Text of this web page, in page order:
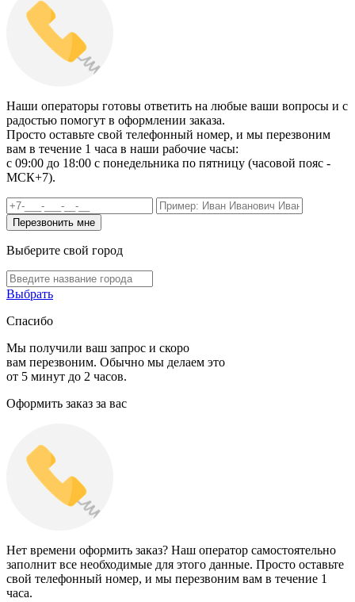
Наши операторы готовы ответить на любые ваши вопросы и с
радостью помогут в оформлении заказа.
Просто оставьте свой телефонный номер, и мы перезвоним
вам в течение 1 часа в наши рабочие часы:
c 09:00 до 18:00 с понедельника по пятницу (часовой пояс -
МСК+7).
Выберите свой город
Выбрать
Спасибо
Мы получили ваш запрос и скоро
вам перезвоним. Обычно мы делаем это
от 5 минут до 2 часов.
Оформить заказ за вас
Нет времени оформить заказ? Наш оператор самостоятельно
заполнит все необходимые для этого данные. Просто оставьте
свой телефонный номер, и мы перезвоним вам в течение 1
часа.